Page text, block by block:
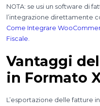
NOTA: se usi un software di
l’integrazione direttamente
Come Integrare
Fiscale.
Vantaggi
in Formato
L’esportazione delle fatture